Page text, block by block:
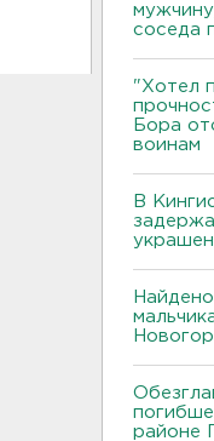
соседа
"Хотел
Бора
воинам
В
районе